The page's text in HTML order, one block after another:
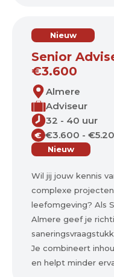
Nieuw
Senior
€3.600
Almere
Adviseur
32 - 40 uur
€ €3.600 -
Nieuw
Wil jij jouw kennis
complexe
leefomgeving? Als
Almere geef je
Je combineert
en helpt minder